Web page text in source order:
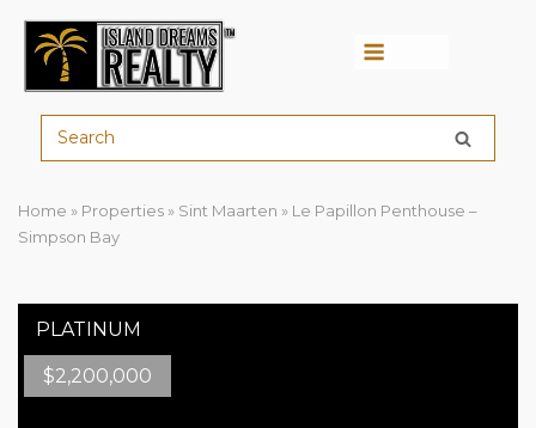
Home » Properties » Sint Maarten » Le Papillon Penthouse –
Simpson Bay
$2,200,000